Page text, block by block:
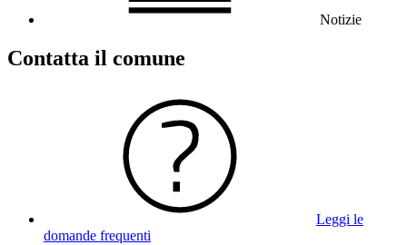
Notizie
Contatta il comune
Leggi le
domande frequenti